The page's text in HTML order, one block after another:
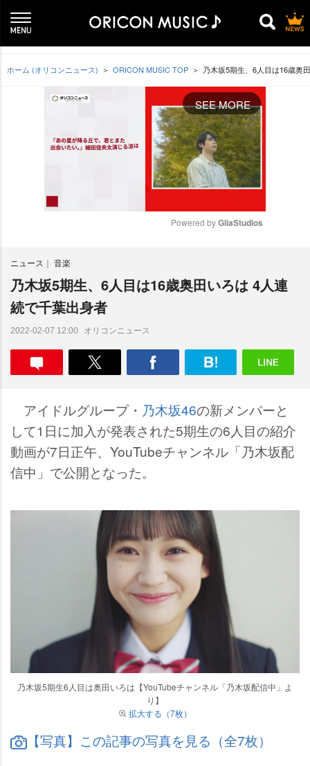
ホーム (オリコンニュース) ORICON MUSIC TOP 乃木坂5期生、6人目は16歳奥
SEE MORE
e
Powered by GliaStudios
ニュース 音楽
乃木坂5期生、6人目は16歳奥田いろは 4人連
続で千葉出身者
2022-02-07 12:00 オリコンニュース
アイドルグループ・ 乃木坂46の新メンバーと
して1日に加入が発表された5期生の6人目の紹介
動画が7日正午、YouTubeチャンネル「乃木坂配
信中」で公開となった。
乃木坂5期生6人目は奥田いろは【YouTubeチャンネル「乃木坂配信中」よ
り】
拡大する（7枚）
【写真】この記事の写真を見る（全7枚）